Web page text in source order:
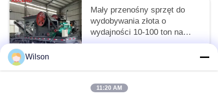
Mały przenośny sprzęt do
wydobywania złota o
wydajności 10-100 ton na
godzinę Mobilna kruszarka do
Wilson
11:20 AM